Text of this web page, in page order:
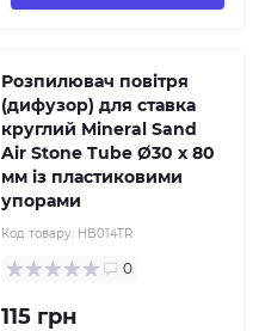
Розпилювач повітря
(дифузор) для ставка
круглий Mineral Sand
Air Stone Tube Ø30 х 80
мм із пластиковими
упорами
Код товару: HB014TR
0
115 грн